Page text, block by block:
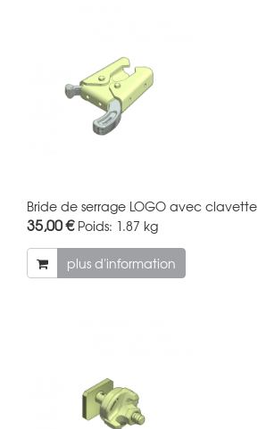
Bride de serrage LOGO avec clavette
35,00 € Poids: 1.87 kg
plus d'information